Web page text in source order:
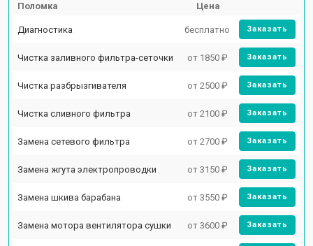
Поломка Цена
Диагностика бесплатно Заказать
Чистка заливного фильтра-сеточки от 1850 ₽ Заказать
Чистка разбрызгивателя от 2500 ₽ Заказать
Чистка сливного фильтра от 2100 ₽ Заказать
Замена сетевого фильтра от 2700 ₽ Заказать
Замена жгута электропроводки от 3150 ₽ Заказать
Замена шкива барабана от 3550 ₽ Заказать
Замена мотора вентилятора сушки от 3600 ₽ Заказать